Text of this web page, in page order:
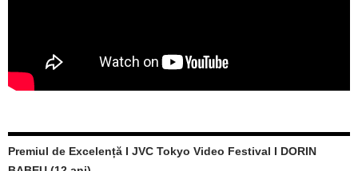
Premiul de Excelență I JVC Tokyo Video Festival I DORIN